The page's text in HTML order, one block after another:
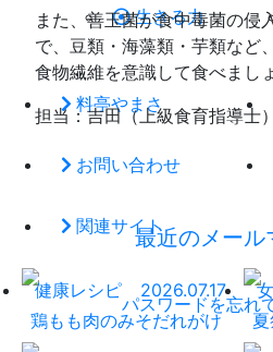
生きる力
料亭やまさ
お問い合わせ
関連サイト
パスワードを忘れ
また、善玉菌が食中毒菌の侵
で、豆類・海藻類・芋類など、
食物繊維を意識して食べまし
担当：吉田（上級食育指導士）
最近のメール
健康レシピ
2026.07.17
鶏もも肉のみそだれがけ